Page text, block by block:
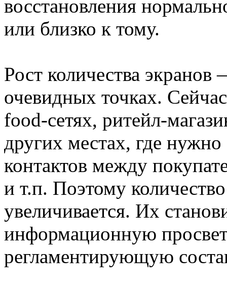
восстановления
или близко к тому.
Рост количества
очевидных точках.
food-сетях, ритейл-
других местах, где
контактов между
и т.п. Поэтому
увеличивается. Их
информационную
регламентирующую